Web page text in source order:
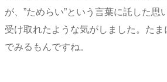
が、”ためらい”という言葉に託した思
受け取れたような気がしました。た
でみるもんですね。